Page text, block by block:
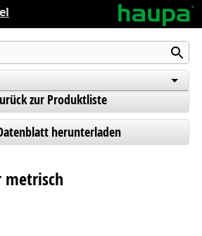
zur Produktliste
herunterladen
metrisch